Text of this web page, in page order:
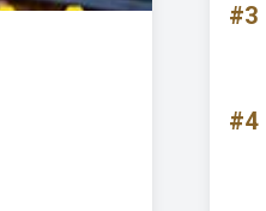
#3
#4